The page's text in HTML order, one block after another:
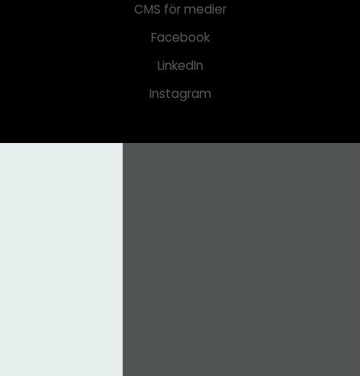
CMS för medier
Facebook
LinkedIn
Instagram